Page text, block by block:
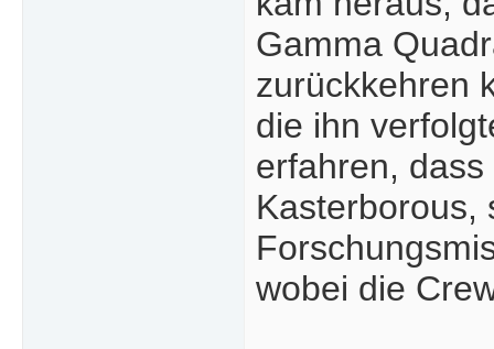
Gamma
zurückkehren
die ihn
erfahren,
Kasterborous,
wobei die